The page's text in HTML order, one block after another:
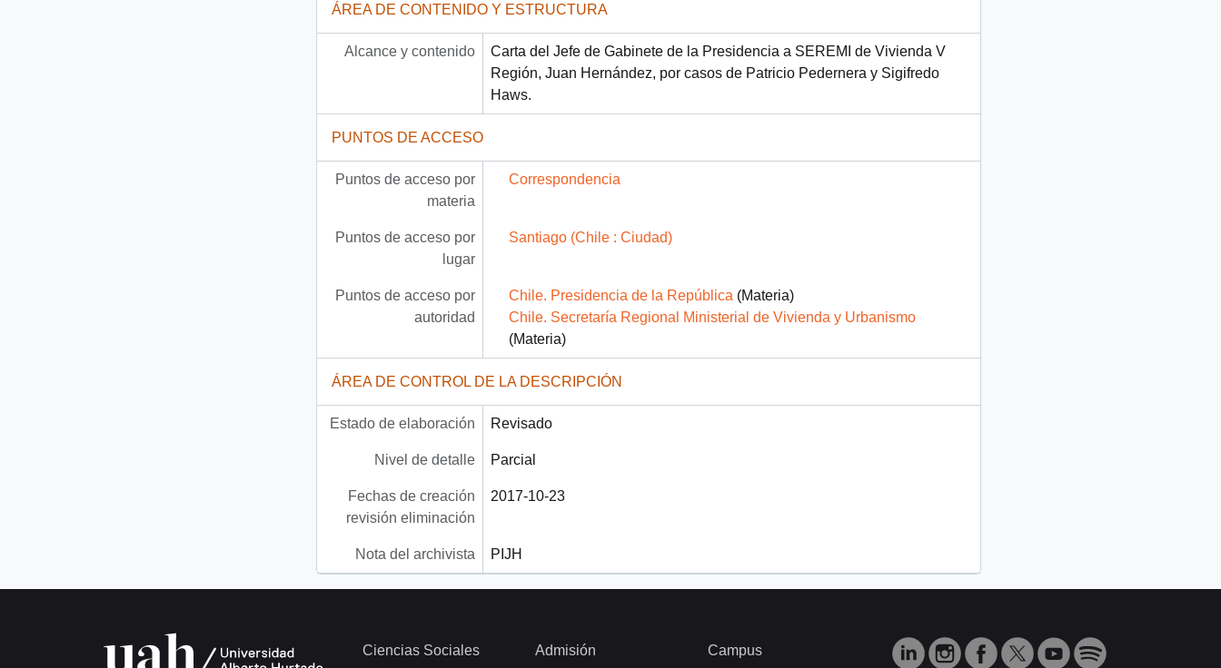
ÁREA DE CONTENIDO Y ESTRUCTURA
Alcance y contenido
Carta del Jefe de Gabinete de la Presidencia a SEREMI de Vivienda V
Región, Juan Hernández, por casos de Patricio Pedernera y Sigifredo
Haws.
PUNTOS DE ACCESO
Puntos de acceso por
materia
Correspondencia
Puntos de acceso por
lugar
Santiago (Chile : Ciudad)
Puntos de acceso por
autoridad
Chile. Presidencia de la República (Materia)
Chile. Secretaría Regional Ministerial de Vivienda y Urbanismo
(Materia)
ÁREA DE CONTROL DE LA DESCRIPCIÓN
Estado de elaboración Revisado
Nivel de detalle Parcial
Fechas de creación
revisión eliminación
2017-10-23
Nota del archivista PIJH
Ciencias Sociales Admisión Campus